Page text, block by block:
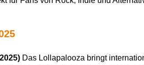
Das Lollapalooza bringt